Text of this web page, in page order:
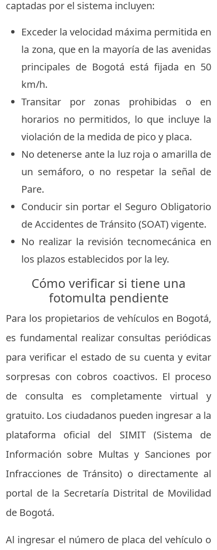
captadas por el sistema incluyen:
Exceder la velocidad máxima permitida en
la zona, que en la mayoría de las avenidas
principales de Bogotá está fijada en 50
km/h.
Transitar por zonas prohibidas o en
horarios no permitidos, lo que incluye la
violación de la medida de pico y placa.
No detenerse ante la luz roja o amarilla de
un semáforo, o no respetar la señal de
Pare.
Conducir sin portar el Seguro Obligatorio
de Accidentes de Tránsito (SOAT) vigente.
No realizar la revisión tecnomecánica en
los plazos establecidos por la ley.
Cómo verificar si tiene una
fotomulta pendiente
Para los propietarios de vehículos en Bogotá,
es fundamental realizar consultas periódicas
para verificar el estado de su cuenta y evitar
sorpresas con cobros coactivos. El proceso
de consulta es completamente virtual y
gratuito. Los ciudadanos pueden ingresar a la
plataforma oficial del SIMIT (Sistema de
Información sobre Multas y Sanciones por
Infracciones de Tránsito) o directamente al
portal de la Secretaría Distrital de Movilidad
de Bogotá.
Al ingresar el número de placa del vehículo o